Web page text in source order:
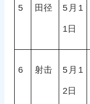
5 田径 5月1
1日
6 射击 5月1
2日